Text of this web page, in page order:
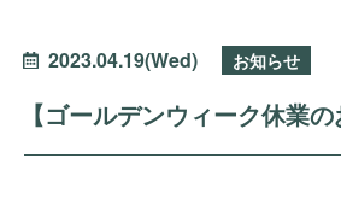
2023.04.19(Wed) お知らせ
【ゴールデンウィーク休業の